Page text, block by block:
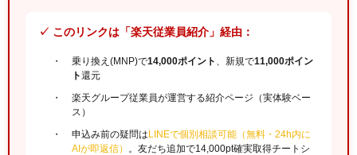
✓ このリンクは「楽天従業員紹介」経由：
乗り換え(MNP)で14,000ポイント 、新規で11,000ポイン
ト還元
楽天グループ従業員が運営する紹介ページ（実体験ベー
ス）
申込み前の疑問はLINEで個別相談可能（無料・24h内に
AIが即返信）
。友だち追加で14,000pt確実取得チートシ